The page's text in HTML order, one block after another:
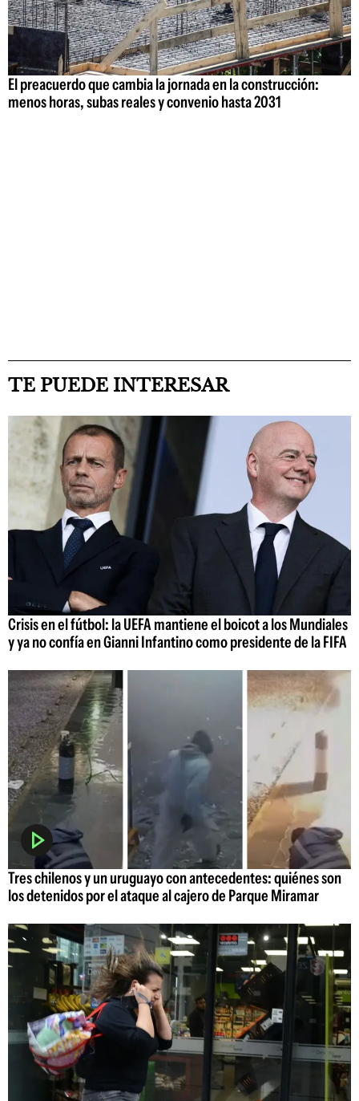
El preacuerdo que cambia la jornada en la construcción:
menos horas, subas reales y convenio hasta 2031
TE PUEDE INTERESAR
Crisis en el fútbol: la UEFA mantiene el boicot a los Mundiales
y ya no confía en Gianni Infantino como presidente de la FIFA
Tres chilenos y un uruguayo con antecedentes: quiénes son
los detenidos por el ataque al cajero de Parque Miramar